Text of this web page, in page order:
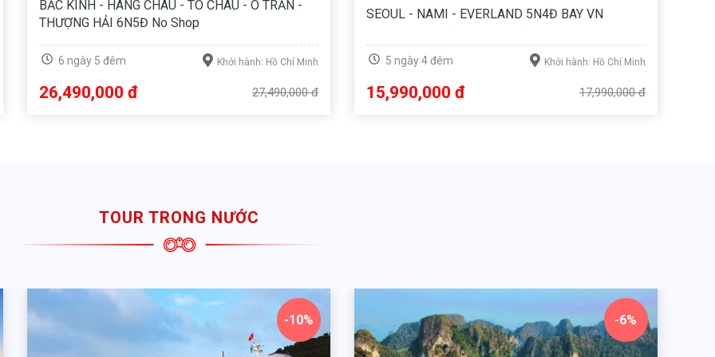
SEOUL - NAMI - EVERLAND 5N4Đ BAY VN
5 ngày 4 đêm Khởi hành: Hồ Chí Minh
15,990,000 đ 17,990,000 đ
QUÝ CHÂU - TRÙNG KHÁNH - Ô GIANG TRẠI
5N4Đ
5 ngày 4 đêm Khởi hành: Hồ Chí Minh
17,990,000 đ 19,990,000 đ
TOUR TRONG NƯỚC
-10% -6%